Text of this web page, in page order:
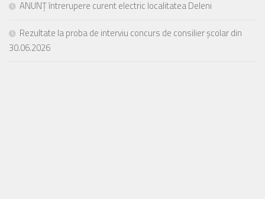
ANUNȚ întrerupere curent electric localitatea Deleni
Rezultate la proba de interviu concurs de consilier școlar din
30.06.2026